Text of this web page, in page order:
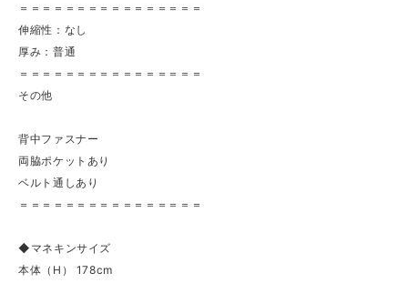
＝＝＝＝＝＝＝＝＝＝＝＝＝＝＝＝
伸縮性：なし
厚み：普通
＝＝＝＝＝＝＝＝＝＝＝＝＝＝＝＝
その他
背中ファスナー
両脇ポケットあり
ベルト通しあり
＝＝＝＝＝＝＝＝＝＝＝＝＝＝＝＝
◆マネキンサイズ
本体（H） 178cm